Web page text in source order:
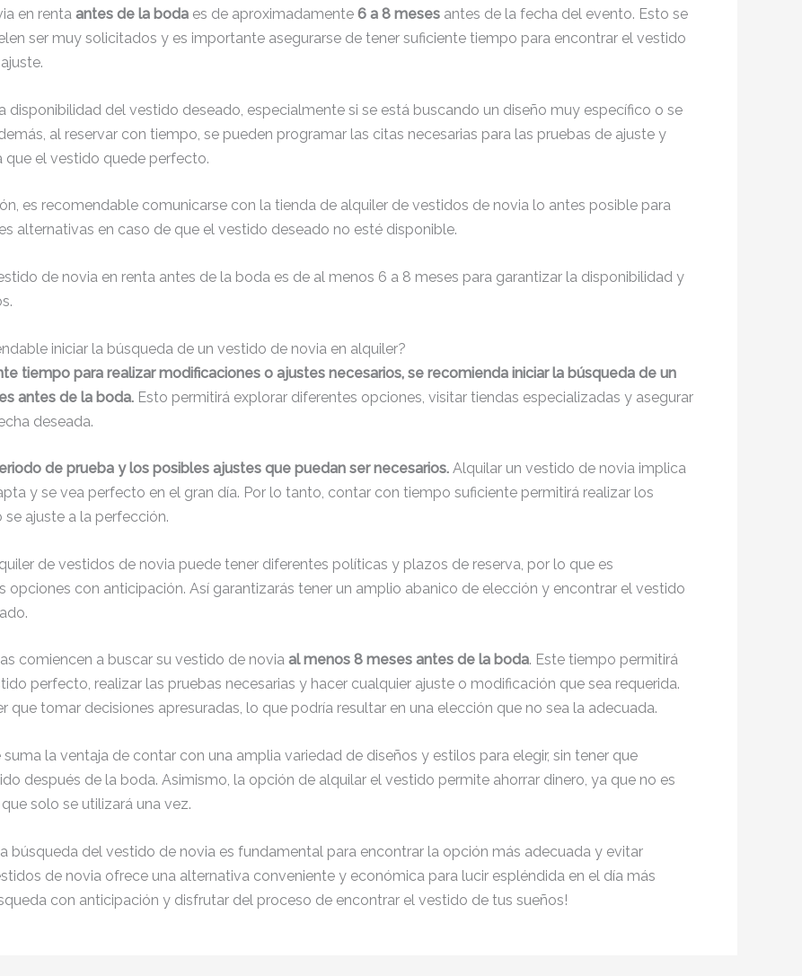
en renta antes de la boda es de aproximadamente 6 a 8 meses antes de la fecha del evento. Esto se
ser muy solicitados y es importante asegurarse de tener suficiente tiempo para encontrar el vestido
disponibilidad del vestido deseado, especialmente si se está buscando un diseño muy específico o se
al reservar con tiempo, se pueden programar las citas necesarias para las pruebas de ajuste y
que el vestido quede perfecto.
es recomendable comunicarse con la tienda de alquiler de vestidos de novia lo antes posible para
alternativas en caso de que el vestido deseado no esté disponible.
de novia en renta antes de la boda es de al menos 6 a 8 meses para garantizar la disponibilidad y
iniciar la búsqueda de un vestido de novia en alquiler?
tiempo para realizar modificaciones o ajustes necesarios, se recomienda iniciar la búsqueda de un
antes de la boda. Esto permitirá explorar diferentes opciones, visitar tiendas especializadas y asegurar
deseada.
de prueba y los posibles ajustes que puedan ser necesarios. Alquilar un vestido de novia implica
y se vea perfecto en el gran día. Por lo tanto, contar con tiempo suficiente permitirá realizar los
ajuste a la perfección.
de vestidos de novia puede tener diferentes políticas y plazos de reserva, por lo que es
con anticipación. Así garantizarás tener un amplio abanico de elección y encontrar el vestido
comiencen a buscar su vestido de novia al menos 8 meses antes de la boda. Este tiempo permitirá
perfecto, realizar las pruebas necesarias y hacer cualquier ajuste o modificación que sea requerida.
tomar decisiones apresuradas, lo que podría resultar en una elección que no sea la adecuada.
suma la ventaja de contar con una amplia variedad de diseños y estilos para elegir, sin tener que
después de la boda. Asimismo, la opción de alquilar el vestido permite ahorrar dinero, ya que no es
solo se utilizará una vez.
búsqueda del vestido de novia es fundamental para encontrar la opción más adecuada y evitar
de novia ofrece una alternativa conveniente y económica para lucir espléndida en el día más
con anticipación y disfrutar del proceso de encontrar el vestido de tus sueños!